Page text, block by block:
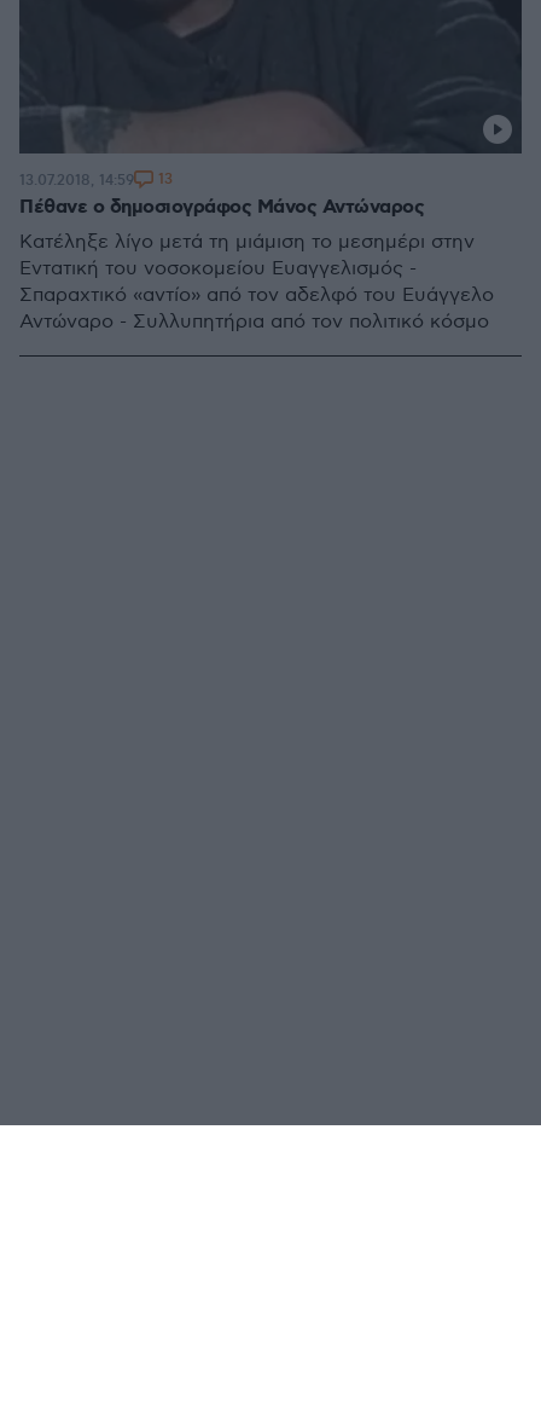
Πέθανε ο δημοσιογράφος Μάνος Αντώναρος
Κατέληξε λίγο μετά τη μιάμιση το μεσημέρι στην
Εντατική του νοσοκομείου Ευαγγελισμός -
Σπαραχτικό «αντίο» από τον αδελφό του Ευάγγελο
Αντώναρο - Συλλυπητήρια από τον πολιτικό κόσμο
13.07.2018, 14:59 13